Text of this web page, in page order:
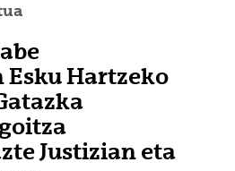
Hartzeko
Justizian eta